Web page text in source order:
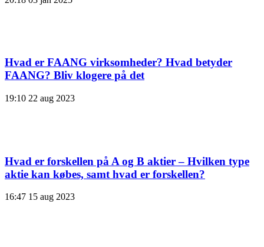
Hvad er FAANG virksomheder? Hvad betyder
FAANG? Bliv klogere på det
19:10 22 aug 2023
Hvad er forskellen på A og B aktier – Hvilken type
aktie kan købes, samt hvad er forskellen?
16:47 15 aug 2023